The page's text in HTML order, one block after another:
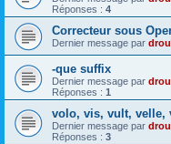
Réponses : 4
Correcteur sous
Dernier message par
-que suffix
Dernier message par
Réponses : 1
volo, vis, vult, velle,
Dernier message par
Réponses : 3